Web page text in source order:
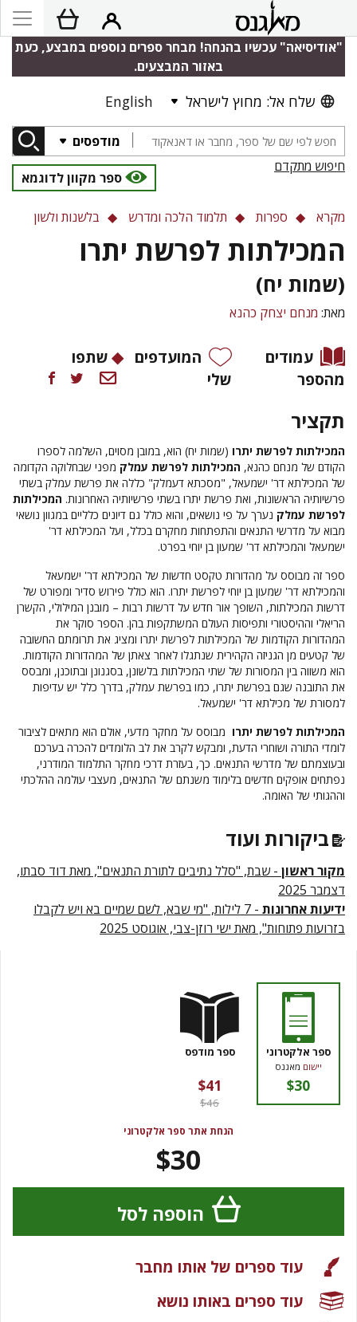
"אודיסיאה" עכשיו בהנחה! מבחר ספרים נוספים במבצע, כעת
באזור המבצעים.
שלח אל: מחוץ לישראל English
מודפסים
חיפוש מתקדם
ספר מקוון לדוגמא
מקרא ספרות תלמוד הלכה ומדרש בלשנות ולשון
המכילתות לפרשת יתרו
(שמות יח)
מאת: מנחם יצחק כהנא
עמודים
מהספר
המועדפים
שלי
שתפו
תקציר
המכילתות לפרשת יתרו (שמות יח) הוא, במובן מסוים, השלמה לספרו
הקודם של מנחם כהנא, המכילתות לפרשת עמלק מפני שבחלוקה הקדומה
של המכילתא דר' ישמעאל, "מסכתא דעמלק" כללה את פרשת עמלק בשתי
פרשיותיה הראשונות, ואת פרשת יתרו בשתי פרשיותיה האחרונות. המכילתות
לפרשת עמלק נערך על פי נושאים, והוא כולל גם דיונים כלליים במגוון נושאי
מבוא על מדרשי התנאים והתפתחות מחקרם בכלל, ועל המכילתא דר'
ישמעאל והמכילתא דר' שמעון בן יוחי בפרט.
ספר זה מבוסס על מהדורות טקסט חדשות של המכילתא דר' ישמעאל
והמכילתא דר' שמעון בן יוחי לפרשת יתרו. הוא כולל פירוש סדיר ומפורט של
דרשות המכילתות, השופך אור חדש על דרשות רבות – מובנן המילולי, הקשרן
הריאלי וההיסטורי ותפיסות העולם המשתקפות בהן. הספר סוקר את
המהדורות הקודמות של המכילתות לפרשת יתרו ומציג את תרומתם החשובה
של קטעים מן הגניזה הקהירית שנתגלו לאחר צאתן של המהדורות הקודמות.
הוא משווה בין המסורות של שתי המכילתות בלשונן, בסגנונן ובתוכנן, ומבסס
את התובנה שגם בפרשת יתרו, כמו בפרשת עמלק, בדרך כלל יש עדיפות
למסורת של מכילתא דר' ישמעאל.
המכילתות לפרשת יתרו מבוסס על מחקר מדעי, אולם הוא מתאים לציבור
לומדי התורה ושוחרי הדעת, ומבקש לקרב את לב הלומדים להכרה בערכם
ובעוצמתם של מדרשי התנאים. כך, בעזרת דרכי מחקר התלמוד המודרני,
נפתחים אופקים חדשים בלימוד משנתם של התנאים, מעצבי עולמה ההלכתי
וההגותי של האומה.
ביקורות ועוד
מקור ראשון - שבת, "סלל נתיבים לתורת התנאים", מאת דוד סבתו,
דצמבר 2025
ידיעות אחרונות
- 7 לילות, "מי שבא, לשם שמיים בא ויש לקבלו
בזרועות פתוחות", מאת ישי רוזן-צבי, אוגוסט 2025
ספר אלקטרוני
יישום מאגנס
$30
ספר מודפס
$41
$46
הנחת אתר ספר אלקטרוני
$30
הוספה לסל
עוד ספרים של אותו מחבר
עוד ספרים באותו נושא